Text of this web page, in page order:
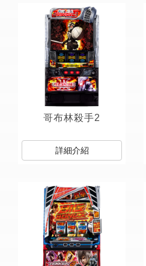
哥布林殺手2
詳細介紹